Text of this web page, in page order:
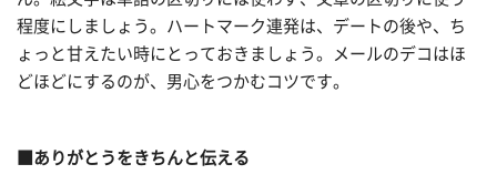
程度にしましょう。ハートマーク連発は、デートの後や、ち
ょっと甘えたい時にとっておきましょう。メールのデコはほ
どほどにするのが、男心をつかむコツです。
■ありがとうをきちんと伝える